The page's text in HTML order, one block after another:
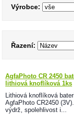
Výrobce:
Řazení:
AgfaPhoto CR 2450
lithiová knoflíková 1ks
Lithiová knoflíková
AgfaPhoto CR2450
výdrž, spolehlivost i...